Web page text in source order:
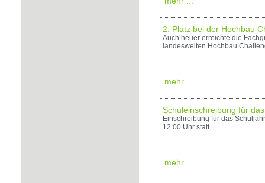
2. Platz bei der Hochbau
Auch heuer erreichte die
landesweiten Hochbau
mehr ...
Schuleinschreibung für
Einschreibung für das
12:00 Uhr statt.
mehr ...